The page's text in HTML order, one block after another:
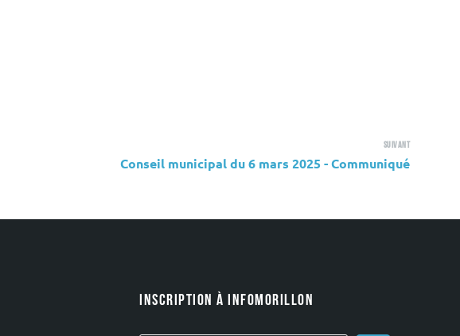
Suivant
Conseil municipal du 6 mars 2025 - Communiqué
INSCRIPTION À INFOMORILLON